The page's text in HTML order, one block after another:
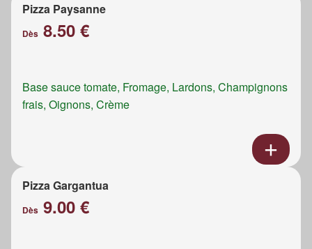
Pizza Paysanne
Dès 8.50 €
Base sauce tomate, Fromage, Lardons, Champignons
frais, Oignons, Crème
Pizza Gargantua
Dès 9.00 €